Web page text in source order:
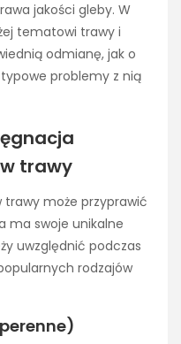
jakości gleby. W
tematowi trawy i
odmianę, jak o
problemy z nią
trawy
może przyprawić
ma swoje unikalne
uwzględnić podczas
rodzajów